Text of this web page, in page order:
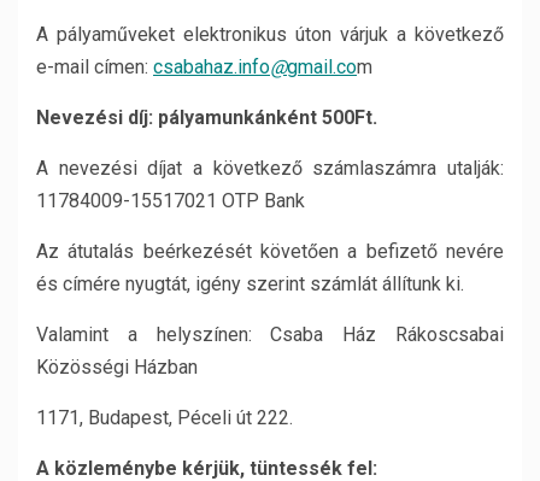
A pályaműveket elektronikus úton várjuk a következő
e-mail címen: csabahaz.info@gmail.com
Nevezési díj: pályamunkánként 500Ft.
A nevezési díjat a következő számlaszámra utalják:
11784009-15517021 OTP Bank
Az átutalás beérkezését követően a befizető nevére
és címére nyugtát, igény szerint számlát állítunk ki.
Valamint a helyszínen: Csaba Ház Rákoscsabai
Közösségi Házban
1171, Budapest, Péceli út 222.
A közleménybe kérjük, tüntessék fel: